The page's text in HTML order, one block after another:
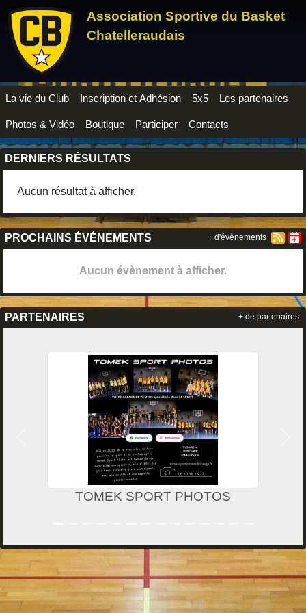
Association Sportive du Basket
Chatelleraudais
La vie du Club Inscription et Adhésion 5x5 Les partenaires
Photos & Vidéo Boutique Participer Contacts
DERNIERS RÉSULTATS
Aucun résultat à afficher.
PROCHAINS ÉVÉNEMENTS
Aucun évènement à afficher.
+ d'évènements
PARTENAIRES
TOMEK SPORT PHOTOS
+ de partenaires
Panneau de gestion des cookies